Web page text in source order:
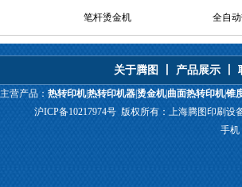
笔杆烫金机 全自
关于腾图 产品展示
主营产品： 热转印机|热转印机器烫金机|曲面热转印机|锥
沪ICP备10217974号 版权所有：上海腾图印刷设
手机